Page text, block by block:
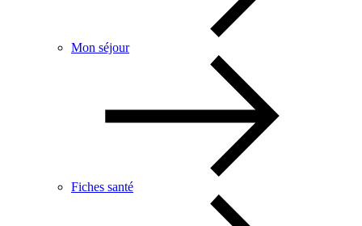
Mon séjour
Fiches santé